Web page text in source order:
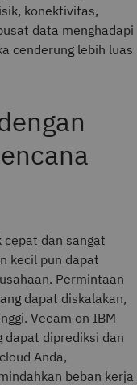
konektivitas,
data menghadapi
cenderung lebih luas
cepat dan sangat
kecil pun dapat
Permintaan
dapat diskalakan,
Veeam on IBM
dapat diprediksi dan
Anda,
beban kerja